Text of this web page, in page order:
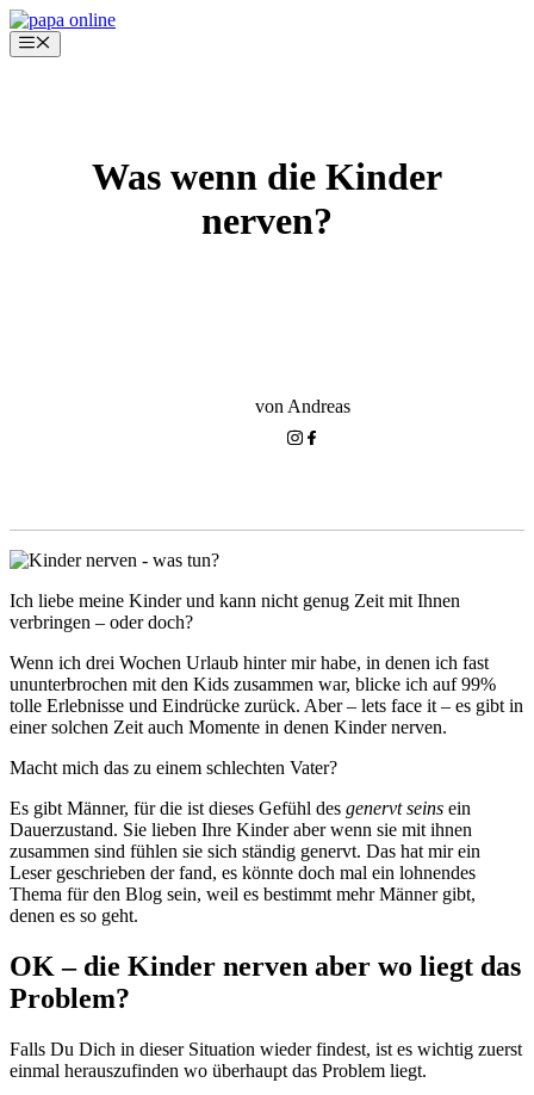
Zum
Inhalt
springen
Menü
Was wenn die Kinder
nerven?
von Andreas
Ich liebe meine Kinder und kann nicht genug Zeit mit Ihnen
verbringen – oder doch?
Wenn ich drei Wochen Urlaub hinter mir habe, in denen ich fast
ununterbrochen mit den Kids zusammen war, blicke ich auf 99%
tolle Erlebnisse und Eindrücke zurück. Aber – lets face it – es gibt in
einer solchen Zeit auch Momente in denen Kinder nerven.
Macht mich das zu einem schlechten Vater?
Es gibt Männer, für die ist dieses Gefühl des genervt seins ein
Dauerzustand. Sie lieben Ihre Kinder aber wenn sie mit ihnen
zusammen sind fühlen sie sich ständig genervt. Das hat mir ein
Leser geschrieben der fand, es könnte doch mal ein lohnendes
Thema für den Blog sein, weil es bestimmt mehr Männer gibt,
denen es so geht.
OK – die Kinder nerven aber wo liegt das
Problem?
Falls Du Dich in dieser Situation wieder findest, ist es wichtig zuerst
einmal herauszufinden wo überhaupt das Problem liegt.